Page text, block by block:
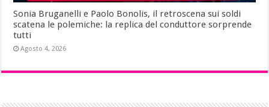
Sonia Bruganelli e Paolo Bonolis, il retroscena sui soldi
scatena le polemiche: la replica del conduttore sorprende
tutti
Agosto 4, 2026